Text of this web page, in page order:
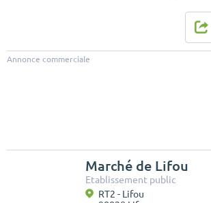
Annonce commerciale
Marché de Lifou
Etablissement public
RT2 - Lifou